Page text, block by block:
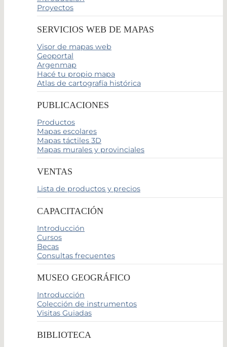
Proyectos
SERVICIOS WEB DE MAPAS
Visor de mapas web
Geoportal
Argenmap
Hacé tu propio mapa
Atlas de cartografía histórica
PUBLICACIONES
Productos
Mapas escolares
Mapas táctiles 3D
Mapas murales y provinciales
VENTAS
Lista de productos y precios
CAPACITACIÓN
Introducción
Cursos
Becas
Consultas frecuentes
MUSEO GEOGRÁFICO
Introducción
Colección de instrumentos
Visitas Guiadas
BIBLIOTECA